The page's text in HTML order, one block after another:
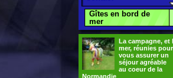
La campagne, et la
mer, réunies pour
vous assurer un
séjour agréable
au coeur de la
Normandie
Normandie,Pays
d'Auge,son beurre
ses